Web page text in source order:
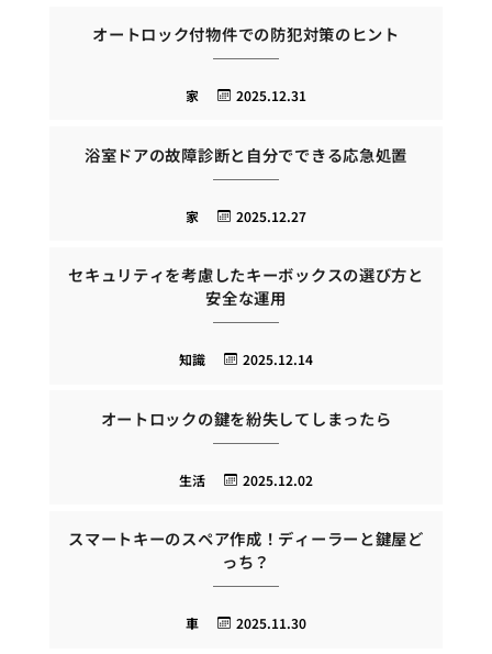
オートロック付物件での防犯対策のヒント
2025.12.31
家
浴室ドアの故障診断と自分でできる応急処置
2025.12.27
家
セキュリティを考慮したキーボックスの選び方と
安全な運用
2025.12.14
知識
オートロックの鍵を紛失してしまったら
2025.12.02
生活
スマートキーのスペア作成！ディーラーと鍵屋ど
っち？
2025.11.30
車